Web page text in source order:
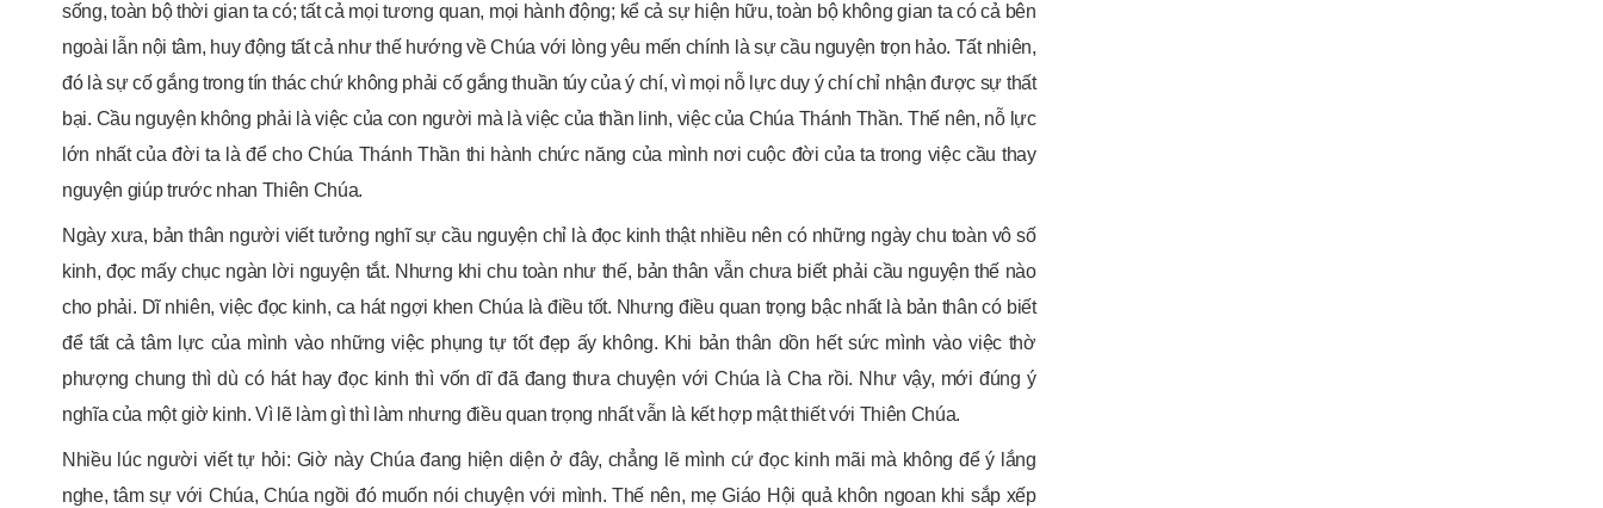
sống, toàn bộ thời gian ta có; tất cả mọi tương quan, mọi hành động; kể cả sự hiện hữu, toàn bộ không gian ta có cả bên
ngoài lẫn nội tâm, huy động tất cả như thế hướng về Chúa với lòng yêu mến chính là sự cầu nguyện trọn hảo. Tất nhiên,
đó là sự cố gắng trong tín thác chứ không phải cố gắng thuần túy của ý chí, vì mọi nỗ lực duy ý chí chỉ nhận được sự thất
bại. Cầu nguyện không phải là việc của con người mà là việc của thần linh, việc của Chúa Thánh Thần. Thế nên, nỗ lực
lớn nhất của đời ta là để cho Chúa Thánh Thần thi hành chức năng của mình nơi cuộc đời của ta trong việc cầu thay
nguyện giúp trước nhan Thiên Chúa.
Ngày xưa, bản thân người viết tưởng nghĩ sự cầu nguyện chỉ là đọc kinh thật nhiều nên có những ngày chu toàn vô số
kinh, đọc mấy chục ngàn lời nguyện tắt. Nhưng khi chu toàn như thế, bản thân vẫn chưa biết phải cầu nguyện thế nào
cho phải. Dĩ nhiên, việc đọc kinh, ca hát ngợi khen Chúa là điều tốt. Nhưng điều quan trọng bậc nhất là bản thân có biết
để tất cả tâm lực của mình vào những việc phụng tự tốt đẹp ấy không. Khi bản thân dồn hết sức mình vào việc thờ
phượng chung thì dù có hát hay đọc kinh thì vốn dĩ đã đang thưa chuyện với Chúa là Cha rồi. Như vậy, mới đúng ý
nghĩa của một giờ kinh. Vì lẽ làm gì thì làm nhưng điều quan trọng nhất vẫn là kết hợp mật thiết với Thiên Chúa.
Nhiều lúc người viết tự hỏi: Giờ này Chúa đang hiện diện ở đây, chẳng lẽ mình cứ đọc kinh mãi mà không để ý lắng
nghe, tâm sự với Chúa, Chúa ngồi đó muốn nói chuyện với mình. Thế nên, mẹ Giáo Hội quả khôn ngoan khi sắp xếp